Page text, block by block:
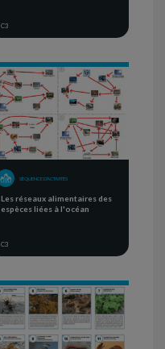
C3
SÉQUENCE D'ACTIVITÉS
Les réseaux alimentaires des
espèces liées à l'océan
C3